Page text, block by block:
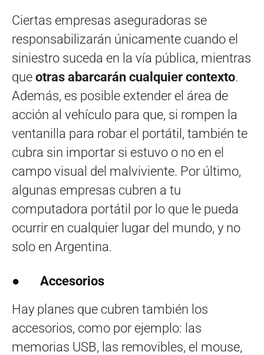
Ciertas empresas aseguradoras se
responsabilizarán únicamente cuando el
siniestro suceda en la vía pública, mientras
que otras abarcarán cualquier contexto.
Además, es posible extender el área de
acción al vehículo para que, si rompen la
ventanilla para robar el portátil, también te
cubra sin importar si estuvo o no en el
campo visual del malviviente. Por último,
algunas empresas cubren a tu
computadora portátil por lo que le pueda
ocurrir en cualquier lugar del mundo, y no
solo en Argentina.
● Accesorios
Hay planes que cubren también los
accesorios, como por ejemplo: las
memorias USB, las removibles, el mouse,